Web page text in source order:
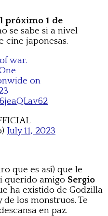
próximo 1 de
se sabe si a nivel
cine japonesas.
war.
on
July 11, 2023
que es así) que le
querido amigo Sergio
ha existido de Godzilla
los monstruos. Te
en paz.